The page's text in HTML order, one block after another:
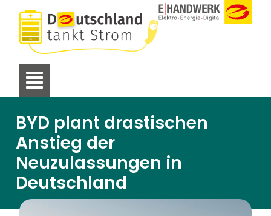
BYD plant drastischen
Anstieg der
Neuzulassungen in
Deutschland